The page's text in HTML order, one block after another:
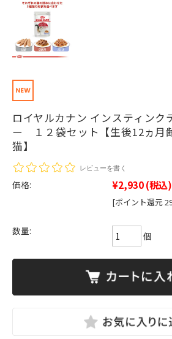
ロイヤルカナン インスティン
ー １２袋セット【生後12ヵ月
猫】
レビューを書く
価格: ¥2,930(税込)
[ポイント還元
数量: 個